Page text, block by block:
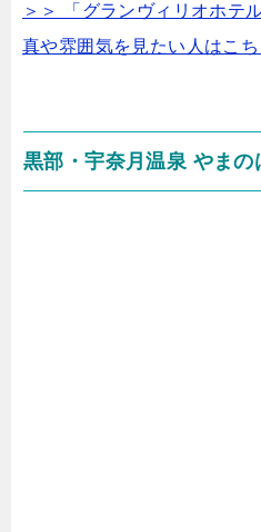
＞＞ 「グランヴィリオホテ
真や雰囲気を見たい人はこち
黒部・宇奈月温泉 やまの